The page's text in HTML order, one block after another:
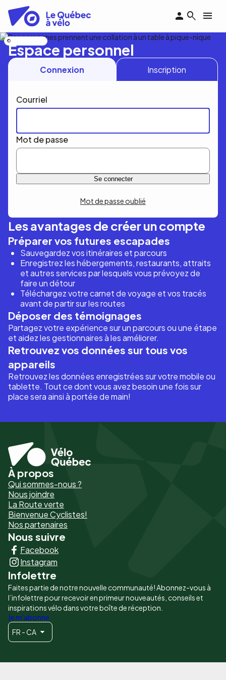
contenu
principal
Espace personnel
Connexion Inscription
Courriel
Mot de passe
Mot de passe oublié
Les avantages de créer un compte
Préparer vos futures escapades
Sauvegardez vos itinéraires et parcours
Enregistrez les hébergements, restaurants, attraits
et autres services par lesquels vous prévoyez de
faire un détour
Téléchargez votre carnet de voyage et vos tracés
avant de partir sur les routes
Déposer des témoignages
Partagez votre expérience sur un parcours ou une étape
et aidez les gestionnaires à les améliorer.
Retrouvez vos données sur tous vos
appareils
Retrouvez les données enregistrées sur votre mobile ou
tablette. Tout ce dont vous avez besoin une fois sur
place sera ainsi à portée de main!
Pied
de
page
-
Liens
principaux
À propos
Qui sommes-nous ?
Nous joindre
La Route verte
Bienvenue Cyclistes!
Nos partenaires
Nous suivre
Facebook
Instagram
Infolettre
Faites partie de notre nouvelle communauté! Abonnez-vous à
l’infolettre pour recevoir en primeur nouveautés, conseils et
inspirations vélo dans votre boîte de réception.
Je m'abonne
FR - CA